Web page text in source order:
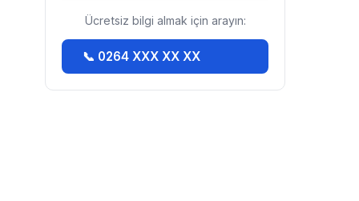
Ücretsiz bilgi almak için arayın:
📞 0264 XXX XX XX